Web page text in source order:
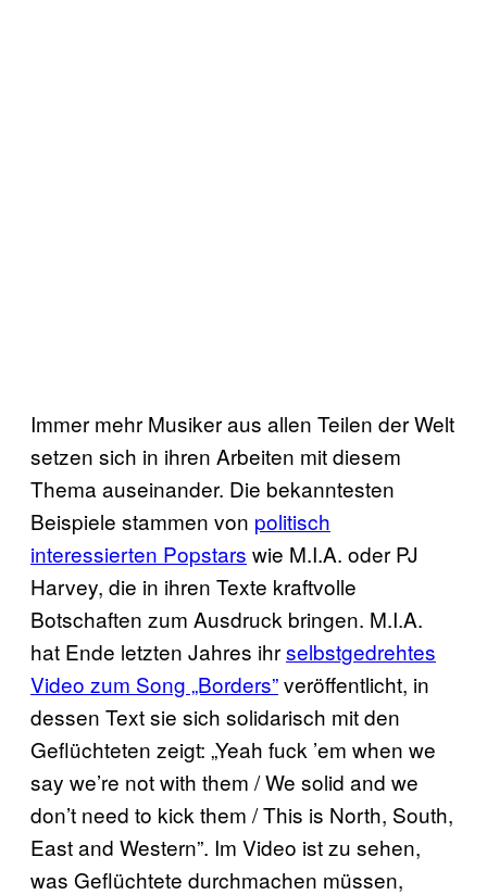
Immer mehr Musiker aus allen Teilen der Welt
setzen sich in ihren Arbeiten mit diesem
Thema auseinander. Die bekanntesten
Beispiele stammen von politisch
interessierten Popstars wie M.I.A. oder PJ
Harvey, die in ihren Texte kraftvolle
Botschaften zum Ausdruck bringen. M.I.A.
hat Ende letzten Jahres ihrselbstgedrehtes
Video zum Song „Borders”veröffentlicht, in
dessen Text sie sich solidarisch mit den
Geflüchteten zeigt: „Yeah fuck ’em when we
say we’re not with them / We solid and we
don’t need to kick them / This is North, South,
East and Western”. Im Video ist zu sehen,
was Geflüchtete durchmachen müssen,